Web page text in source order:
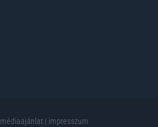
médiaajánlat | impresszum